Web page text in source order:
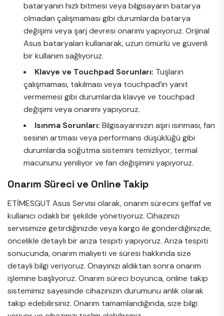
bataryanın hızlı bitmesi veya bilgisayarın batarya
olmadan çalışmaması gibi durumlarda batarya
değişimi veya şarj devresi onarımı yapıyoruz. Orijinal
Asus bataryaları kullanarak, uzun ömürlü ve güvenli
bir kullanım sağlıyoruz.
Klavye ve Touchpad Sorunları: Tuşların
çalışmaması, takılması veya touchpad’in yanıt
vermemesi gibi durumlarda klavye ve touchpad
değişimi veya onarımı yapıyoruz.
Isınma Sorunları: Bilgisayarınızın aşırı ısınması, fan
sesinin artması veya performans düşüklüğü gibi
durumlarda soğutma sistemini temizliyor, termal
macununu yeniliyor ve fan değişimini yapıyoruz.
Onarım Süreci ve Online Takip
ETİMESGUT Asus Servisi olarak, onarım sürecini şeffaf ve
kullanıcı odaklı bir şekilde yönetiyoruz. Cihazınızı
servisimize getirdiğinizde veya kargo ile gönderdiğinizde,
öncelikle detaylı bir arıza tespiti yapıyoruz. Arıza tespiti
sonucunda, onarım maliyeti ve süresi hakkında size
detaylı bilgi veriyoruz. Onayınızı aldıktan sonra onarım
işlemine başlıyoruz. Onarım süreci boyunca, online takip
sistemimiz sayesinde cihazınızın durumunu anlık olarak
takip edebilirsiniz. Onarım tamamlandığında, size bilgi